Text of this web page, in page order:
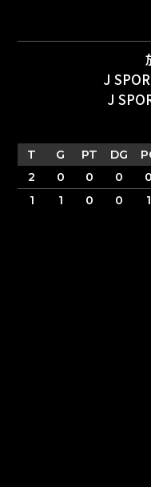
J
J
T G PT DG
2
0 0 0 0
1
1 0 0 1